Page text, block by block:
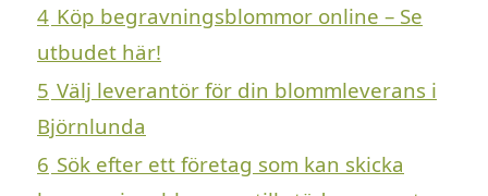
4 Köp begravningsblommor online – Se
utbudet här!
5 Välj leverantör för din blommleverans i
Björnlunda
6 Sök efter ett företag som kan skicka